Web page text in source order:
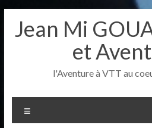
contenu
Jean Mi
et
l'Aventure à VTT au